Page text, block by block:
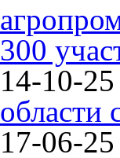
300
14-10-25
области
17-06-25